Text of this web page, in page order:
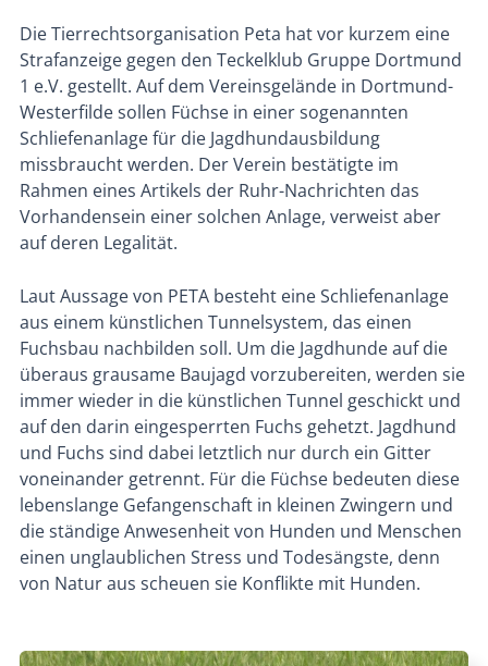
Die Tierrechtsorganisation Peta hat vor kurzem eine
Strafanzeige gegen den Teckelklub Gruppe Dortmund
1 e.V. gestellt. Auf dem Vereinsgelände in Dortmund-
Westerfilde sollen Füchse in einer sogenannten
Schliefenanlage für die Jagdhundausbildung
missbraucht werden. Der Verein bestätigte im
Rahmen eines Artikels der Ruhr-Nachrichten das
Vorhandensein einer solchen Anlage, verweist aber
auf deren Legalität.
Laut Aussage von PETA besteht eine Schliefenanlage
aus einem künstlichen Tunnelsystem, das einen
Fuchsbau nachbilden soll. Um die Jagdhunde auf die
überaus grausame Baujagd vorzubereiten, werden sie
immer wieder in die künstlichen Tunnel geschickt und
auf den darin eingesperrten Fuchs gehetzt. Jagdhund
und Fuchs sind dabei letztlich nur durch ein Gitter
voneinander getrennt. Für die Füchse bedeuten diese
lebenslange Gefangenschaft in kleinen Zwingern und
die ständige Anwesenheit von Hunden und Menschen
einen unglaublichen Stress und Todesängste, denn
von Natur aus scheuen sie Konflikte mit Hunden.